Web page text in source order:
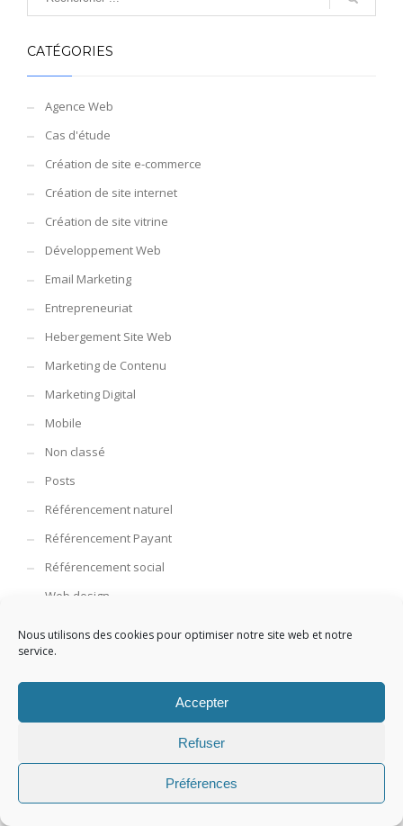
Nous utilisons des cookies pour optimiser notre site web et notre
service.
Accepter
Refuser
Préférences
CATÉGORIES
Agence Web
Cas d'étude
Création de site e-commerce
Création de site internet
Création de site vitrine
Développement Web
Email Marketing
Entrepreneuriat
Hebergement Site Web
Marketing de Contenu
Marketing Digital
Mobile
Non classé
Posts
Référencement naturel
Référencement Payant
Référencement social
Web design
Fichier .htaccess WordPress
Qu’est-ce que le fichier .htaccess WordPress ? ...
bbPress